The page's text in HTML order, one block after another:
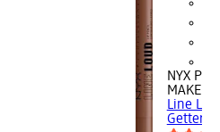
NYX
MAKEUP
Line
Getter, 1